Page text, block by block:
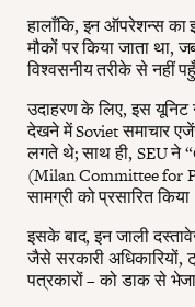
हालाँकि, इन ऑपरेशन्स का
मौकों पर किया जाता था,
विश्वसनीय तरीके से नहीं
उदाहरण के लिए, इस
देखने में Soviet समाचार
लगते थे; साथ ही, SEU ने
(Milan Committee for
सामग्री को प्रसारित
इसके बाद, इन जाली
जैसे सरकारी अधिकारियों,
पत्रकारों – को डाक से